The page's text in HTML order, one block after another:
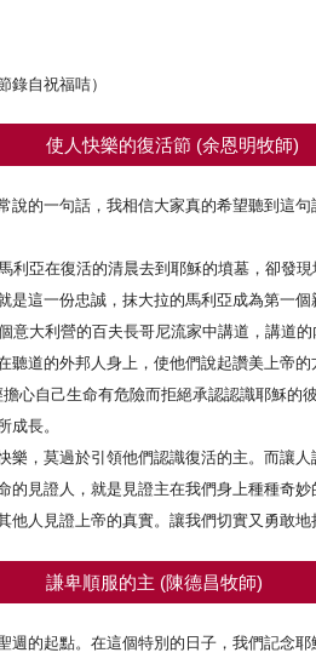
錄自祝福咭）
使人快樂的復活節 (余恩明牧師)
說的一句話，我相信大家真的希望聽到這
利亞在復活的清晨去到耶穌的墳墓，卻發
是這一份忠誠，抹大拉的馬利亞成為第一
意大利營的百夫長哥尼流家中講道，講道
聽道的外邦人身上，使他們說起讚美上帝
心自己生命有危險而拒絕承認認識耶穌
成長。
樂，莫過於引領他們認識復活的主。而讓
的見證人，就是見證主在我們身上種種奇
他人見證上帝的真實。讓我們切實又勇敢
謙卑順服的主 (陳德昌牧師)
週的起點。在這個特別的日子，我們記念